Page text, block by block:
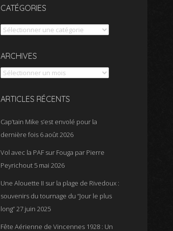
CATÉGORIES
Catégories
ARCHIVES
Archives
ARTICLES RÉCENTS
Cap’tain Mike s’est envolé pour la
dernière fois 6 août 2026
Vol avec la PAF sur Fouga par Pierre
Peyrichout 5 mai 2026
Une Alouette II sur la plage de Rivedoux :
souvenirs du tournage du “Jour le plus
long”27 juin 2025
Fête Aérienne de Vincennes 1928 : Un